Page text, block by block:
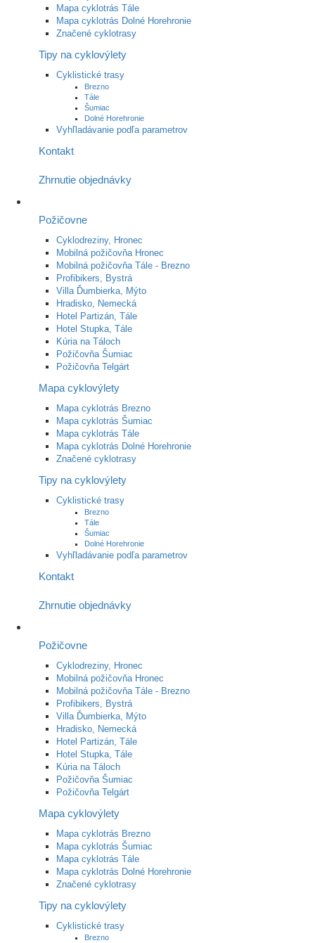
Mapa cyklotrás Tále
Mapa cyklotrás Dolné Horehronie
Značené cyklotrasy
Tipy na cyklovýlety
Cyklistické trasy
Brezno
Tále
Šumiac
Dolné Horehronie
Vyhľladávanie podľa parametrov
Kontakt
Zhrnutie objednávky
Požičovne
Cyklodreziny, Hronec
Mobilná požičovňa Hronec
Mobilná požičovňa Tále - Brezno
Profibikers, Bystrá
Villa Ďumbierka, Mýto
Hradisko, Nemecká
Hotel Partizán, Tále
Hotel Stupka, Tále
Kúria na Táloch
Požičovňa Šumiac
Požičovňa Telgárt
Mapa cyklovýlety
Mapa cyklotrás Brezno
Mapa cyklotrás Šumiac
Mapa cyklotrás Tále
Mapa cyklotrás Dolné Horehronie
Značené cyklotrasy
Tipy na cyklovýlety
Cyklistické trasy
Brezno
Tále
Šumiac
Dolné Horehronie
Vyhľladávanie podľa parametrov
Kontakt
Zhrnutie objednávky
Požičovne
Cyklodreziny, Hronec
Mobilná požičovňa Hronec
Mobilná požičovňa Tále - Brezno
Profibikers, Bystrá
Villa Ďumbierka, Mýto
Hradisko, Nemecká
Hotel Partizán, Tále
Hotel Stupka, Tále
Kúria na Táloch
Požičovňa Šumiac
Požičovňa Telgárt
Mapa cyklovýlety
Mapa cyklotrás Brezno
Mapa cyklotrás Šumiac
Mapa cyklotrás Tále
Mapa cyklotrás Dolné Horehronie
Značené cyklotrasy
Tipy na cyklovýlety
Cyklistické trasy
Brezno